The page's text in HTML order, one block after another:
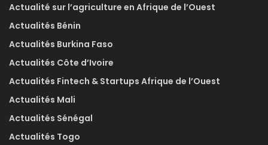
Actualité sur l’agriculture en Afrique de l’Ouest
Actualités Bénin
Actualités Burkina Faso
Actualités Côte d’Ivoire
Actualités Fintech & Startups Afrique de l’Ouest
Actualités Mali
Actualités Sénégal
Actualités Togo